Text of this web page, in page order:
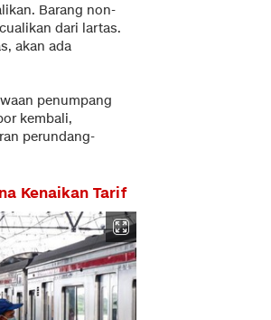
Barang non-
dari lartas.
akan ada
penumpang
kembali,
perundang-
Kenaikan Tarif